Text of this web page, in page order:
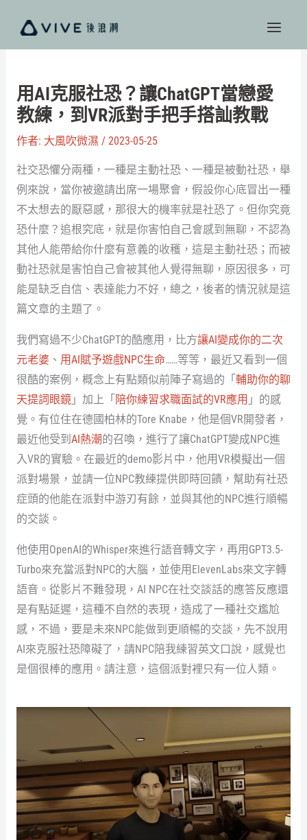
主
用AI克服社恐？讓ChatGPT當戀愛
教練，到VR派對手把手搭訕教戰
作者: 大風吹微濕 / 2023-05-25
社交恐懼分兩種，一種是主動社恐、一種是被動社恐，舉
例來說，當你被邀請出席一場聚會，假設你心底冒出一種
不太想去的厭惡感，那很大的機率就是社恐了。但你究竟
恐什麼？追根究底，就是你害怕自己會感到無聊，不認為
其他人能帶給你什麼有意義的收穫，這是主動社恐；而被
動社恐就是害怕自己會被其他人覺得無聊，原因很多，可
能是缺乏自信、表達能力不好，總之，後者的情況就是這
篇文章的主題了。
我們寫過不少ChatGPT的酷應用，比方讓AI變成你的二次
元老婆 、 用AI賦予遊戲NPC生命……等等，最近又看到一個
很酷的案例，概念上有點類似前陣子寫過的「 輔助你的聊
天提詞眼鏡」加上「 陪你練習求職面試的VR應用 」的感
覺。有位住在德國柏林的Tore Knabe，他是個VR開發者，
最近他受到 AI熱潮的召喚，進行了讓ChatGPT變成NPC進
入VR的實驗。在最近的demo影片中，他用VR模擬出一個
派對場景，並請一位NPC教練提供即時回饋，幫助有社恐
症頭的他能在派對中游刃有餘，並與其他的NPC進行順暢
的交談。
他使用OpenAI的Whisper來進行語音轉文字，再用GPT3.5-
Turbo來充當派對NPC的大腦，並使用ElevenLabs來文字轉
語音。從影片不難發現，AI NPC在社交談話的應答反應還
是有點延遲，這種不自然的表現，造成了一種社交尷尬
感，不過，要是未來NPC能做到更順暢的交談，先不說用
AI來克服社恐障礙了，請NPC陪我練習英文口說，感覺也
是個很棒的應用。請注意，這個派對裡只有一位人類。